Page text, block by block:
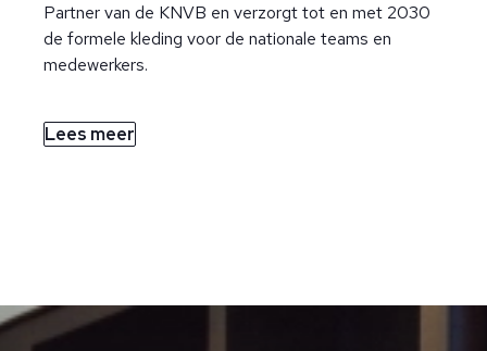
Partner van de KNVB en verzorgt tot en met 2030
de formele kleding voor de nationale teams en
medewerkers.
Lees meer